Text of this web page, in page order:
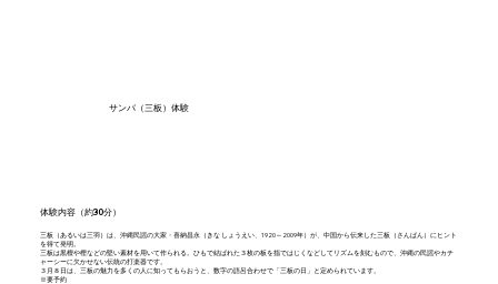
サンバ（三板）体験
体験内容（約30分）
三板（あるいは三羽）は、沖縄民謡の大家・喜納昌永（きな しょうえい、1920～2009年）が、中国から伝来した三板（さんばん）にヒント
を得て発明。
三板は黒檀や樫などの堅い素材を用いて作られる。ひもで結ばれた３枚の板を指ではじくなどしてリズムを刻むもので、沖縄の民謡やカチ
ャーシーに欠かせない伝統の打楽器です。
３月８日は、三板の魅力を多くの人に知ってもらおうと、数字の語呂合わせで「三板の日」と定められています。
※要予約